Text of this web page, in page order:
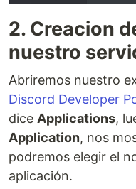
2. Creacion
nuestro
Abriremos nuestro
Discord Developer
dice Applications,
Application, nos
podremos elegir el
aplicación.